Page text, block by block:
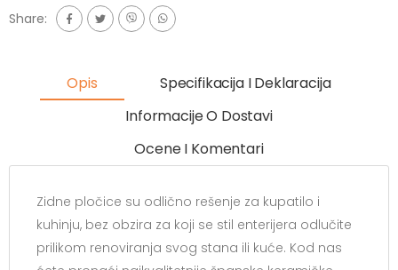
Share:
Opis
Specifikacija I Deklaracija
Informacije O Dostavi
Ocene I Komentari
Zidne pločice su odlično rešenje za kupatilo i
kuhinju, bez obzira za koji se stil enterijera odlučite
prilikom renoviranja svog stana ili kuće. Kod nas